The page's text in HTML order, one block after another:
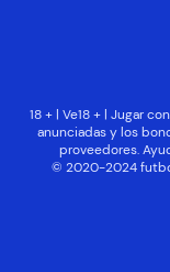
18 + | Ve18 + | Jugar
anunciadas y los
proveedores.
© 2020-2024